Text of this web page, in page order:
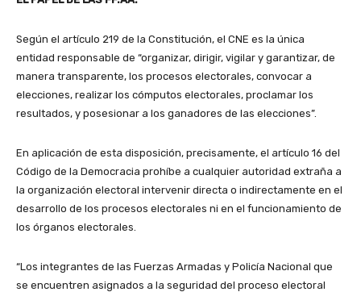
Según el artículo 219 de la Constitución, el CNE es la única
entidad responsable de “organizar, dirigir, vigilar y garantizar, de
manera transparente, los procesos electorales, convocar a
elecciones, realizar los cómputos electorales, proclamar los
resultados, y posesionar a los ganadores de las elecciones”.
En aplicación de esta disposición, precisamente, el artículo 16 del
Código de la Democracia prohíbe a cualquier autoridad extraña a
la organización electoral intervenir directa o indirectamente en el
desarrollo de los procesos electorales ni en el funcionamiento de
los órganos electorales.
“Los integrantes de las Fuerzas Armadas y Policía Nacional que
se encuentren asignados a la seguridad del proceso electoral